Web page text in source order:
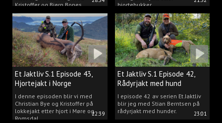
Kristoffer og Bjørn Bones
hjortebukker.
22:39
Et Jaktliv S.1 Episode 43,
Hjortejakt i Norge
I denne episoden blir vi med
Christian Bye og Kristoffer på
lokkejakt etter hjort i Møre og
Romsdal.
23:01
Et Jaktliv S.1 Episode 42,
Rådyrjakt med hund
I episode 42 av serien Et Jaktliv
blir jeg med Stian Berntsen på
rådyrjakt med hunder.